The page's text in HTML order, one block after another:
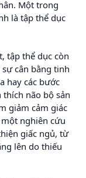
Một trong
là tập thể dục
tập thể dục còn
cân bằng tinh
hay các bước
não bộ sản
giảm cảm giác
nghiên cứu
giấc ngủ, từ
lên do thiếu